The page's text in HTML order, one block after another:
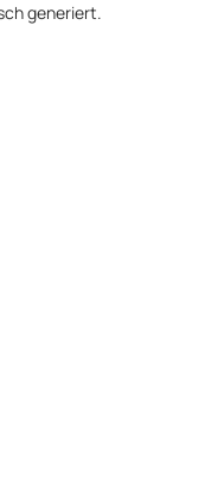
generiert.